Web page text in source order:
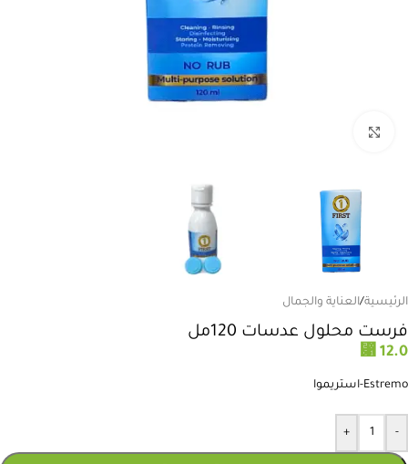
الرئيسية/العناية والجمال
فرست محلول عدسات 120مل
⃁ 12.0
Estremo-استريموا
-
+